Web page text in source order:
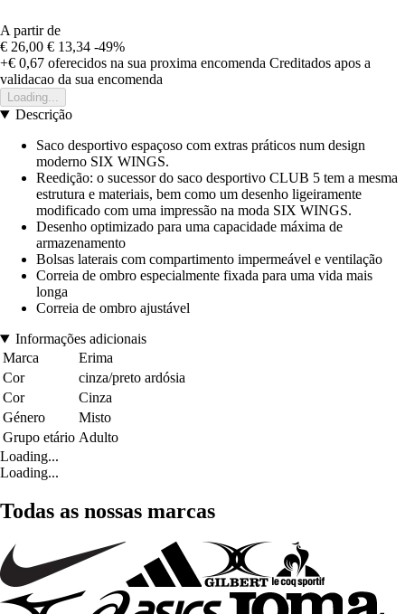
A partir de
€ 26,00 € 13,34 -49%
+€ 0,67 oferecidos na sua proxima encomenda Creditados apos a
validacao da sua encomenda
Loading...
Descrição
Saco desportivo espaçoso com extras práticos num design
moderno SIX WINGS.
Reedição: o sucessor do saco desportivo CLUB 5 tem a mesma
estrutura e materiais, bem como um desenho ligeiramente
modificado com uma impressão na moda SIX WINGS.
Desenho optimizado para uma capacidade máxima de
armazenamento
Bolsas laterais com compartimento impermeável e ventilação
Correia de ombro especialmente fixada para uma vida mais
longa
Correia de ombro ajustável
Informações adicionais
Marca
Erima
Cor
cinza/preto ardósia
Cor
Cinza
Género
Misto
Grupo etário Adulto
Loading...
Loading...
Todas as nossas marcas